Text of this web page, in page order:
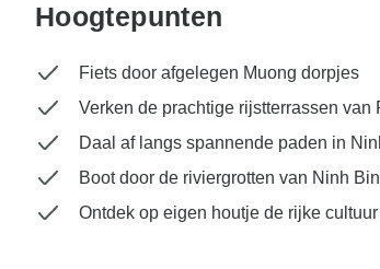
Hoogtepunten
Fiets door afgelegen Muong dorpjes
Verken de prachtige rijstterrassen van
Daal af langs spannende paden in
Boot door de riviergrotten van Ninh
Ontdek op eigen houtje de rijke